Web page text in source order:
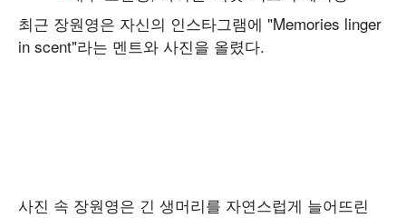
최근 장원영은 자신의 인스타그램에 "Memories linger
in scent"라는 멘트와 사진을 올렸다.
사진 속 장원영은 긴 생머리를 자연스럽게 늘어뜨린